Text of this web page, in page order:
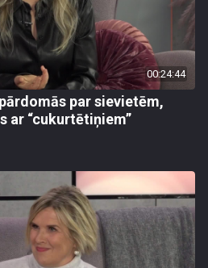
00:24:44
par sievietēm,
ar “cukurtētiņiem”